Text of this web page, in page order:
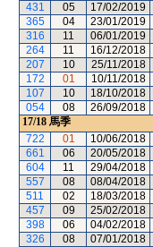
431
05 17/02/2019
365
04 23/01/2019
316
11 06/01/2019
264
11 16/12/2018
207
10 25/11/2018
172
01 10/11/2018
107
10 18/10/2018
054
08 26/09/2018
17/18 馬季
722
01 10/06/2018
661
06 20/05/2018
604
11 29/04/2018
557
08 08/04/2018
511
02 18/03/2018
457
09 25/02/2018
398
06 04/02/2018
326
08 07/01/2018